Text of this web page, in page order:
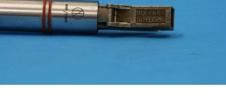
Bestuur
Vrijwilligers
Microscopen